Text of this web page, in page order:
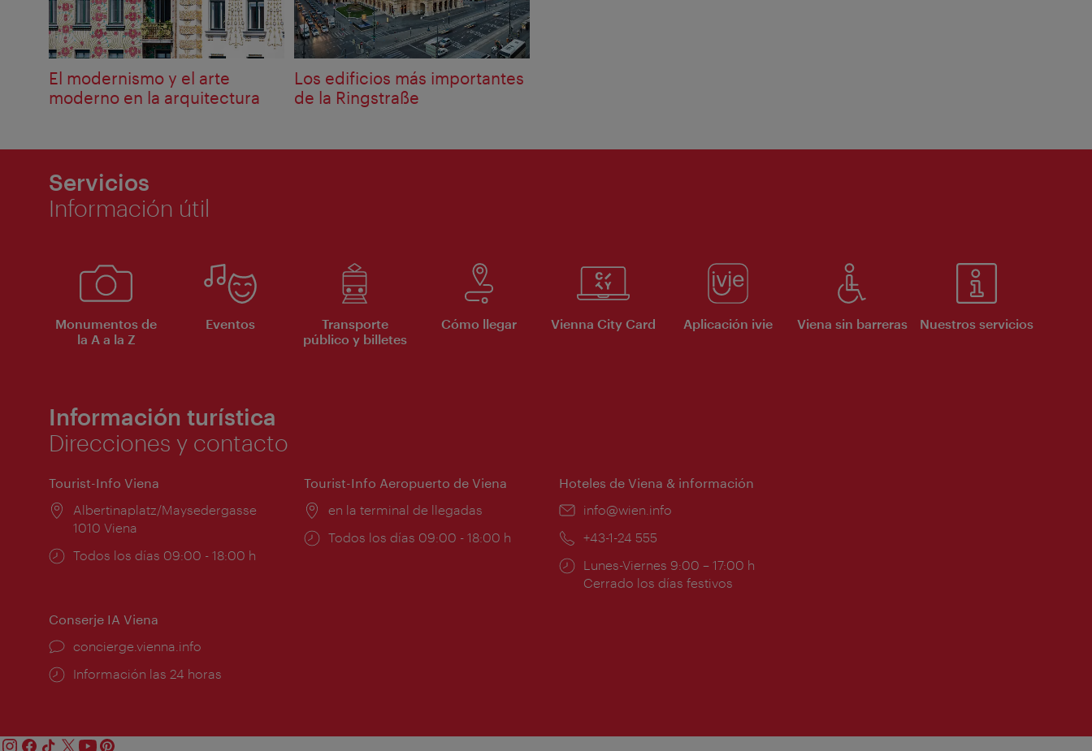
El modernismo y el arte
moderno en la arquitectura
Los edificios más importantes
de la Ringstraße
Servicios
Información útil
Monumentos de
la A a la Z
Eventos
Transporte
público y billetes
Cómo llegar Vienna City Card Aplicación ivie Viena sin barreras Nuestros servicios
Información turística
Direcciones y contacto
Tourist-Info Viena
Lugar:
Albertinaplatz/Maysedergasse
1010 Viena
Horarios
Todos los días 09:00 - 18:00 h
Tourist-Info Aeropuerto de Viena
Lugar:
en la terminal de llegadas
Horarios
Todos los días 09:00 - 18:00 h
Hoteles de Viena & información
e-
info@wien.info
Teléfono:
+43-1-24 555
Horarios
de
Lunes-Viernes 9:00 – 17:00 h
Cerrado los días festivos
Conserje IA Viena
concierge.vienna.info
Información las 24 horas